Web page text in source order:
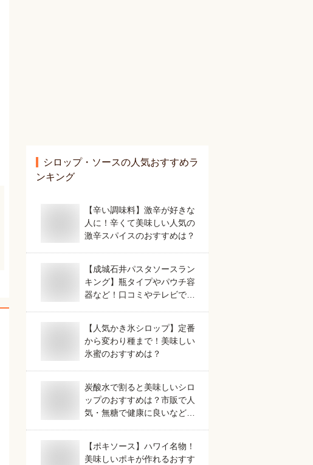
シロップ・ソースの人気おすすめラ
ンキング
【辛い調味料】激辛が好きな
人に！辛くて美味しい人気の
激辛スパイスのおすすめは？
【成城石井パスタソースラン
キング】瓶タイプやパウチ容
器など！口コミやテレビで話
【人気かき氷シロップ】定番
から変わり種まで！美味しい
氷蜜のおすすめは？
炭酸水で割ると美味しいシロ
ップのおすすめは？市販で人
気・無糖で健康に良いなど人
【ポキソース】ハワイ名物！
美味しいポキが作れるおすす